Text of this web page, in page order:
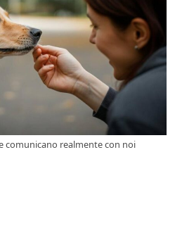
comunicano realmente con noi